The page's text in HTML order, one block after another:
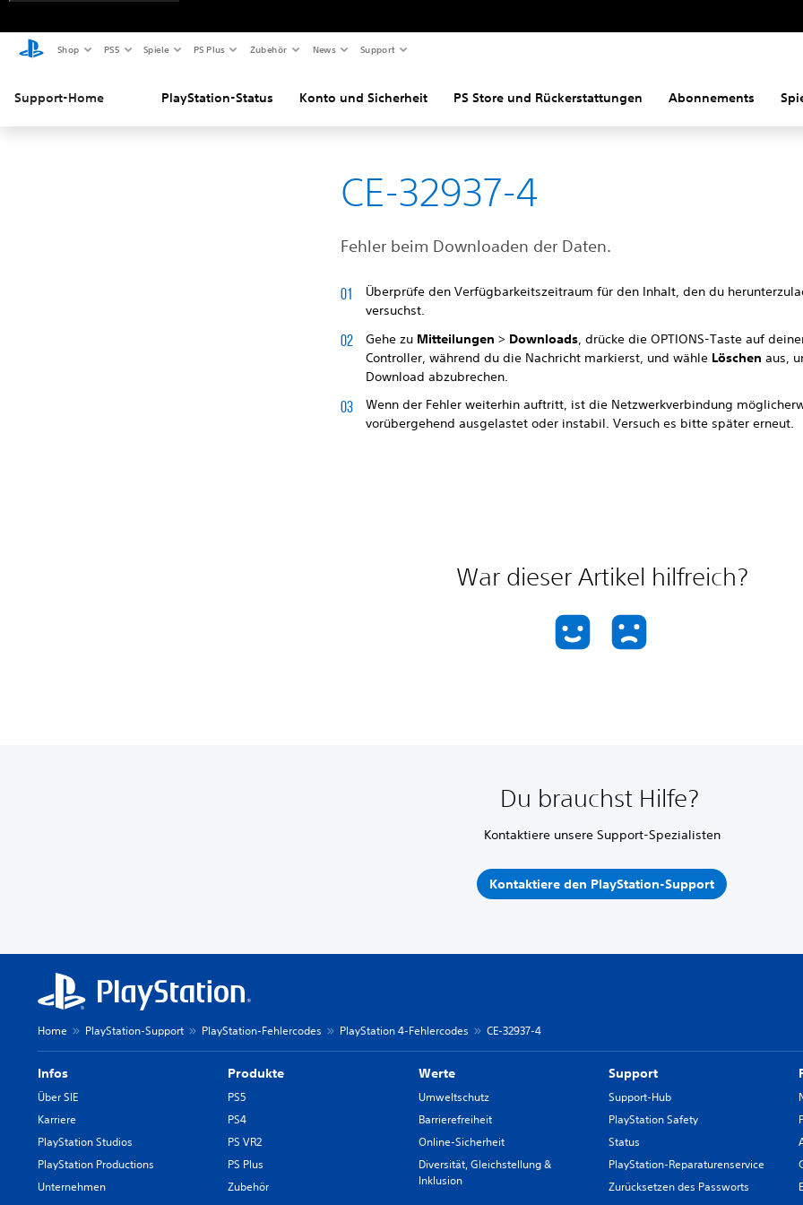
Shop PS5 Spiele PS Plus Zubehör News Support
Support-Home PlayStation-Status Konto und Sicherheit PS Store und Rückerstattungen Abonnements
CE-32937-4
Fehler beim Downloaden der Daten.
Überprüfe den Verfügbarkeitszeitraum für den Inhalt, den du
versuchst.
Gehe zu Mitteilungen > Downloads , drücke die OPTIONS-Taste auf
Controller, während du die Nachricht markierst, und wähle Löschen aus,
Download abzubrechen.
Wenn der Fehler weiterhin auftritt, ist die Netzwerkverbindung
vorübergehend ausgelastet oder instabil. Versuch es bitte später erneut.
War dieser Artikel hilfreich?
Du brauchst Hilfe?
Kontaktiere unsere Support-Spezialisten
Kontaktiere den PlayStation-Support
Home PlayStation-Support PlayStation-Fehlercodes PlayStation 4-Fehlercodes CE-32937-4
Infos
Über SIE
Karriere
PlayStation Studios
PlayStation Productions
Unternehmen
Produkte
PS5
PS4
PS VR2
PS Plus
Zubehör
Werte
Umweltschutz
Barrierefreiheit
Online-Sicherheit
Diversität, Gleichstellung &
Inklusion
Support
Support-Hub
PlayStation Safety
Status
PlayStation-Reparaturenservice
Zurücksetzen des Passworts